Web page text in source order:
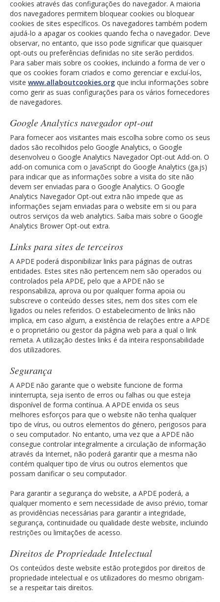
cookies através das configurações do navegador. A maioria
dos navegadores permitem bloquear cookies ou bloquear
cookies de sites específicos. Os navegadores também podem
ajudá-lo a apagar os cookies quando fecha o navegador. Deve
observar, no entanto, que isso pode significar que quaisquer
opt-outs ou preferências definidas no site serão perdidos.
Para saber mais sobre os cookies, incluindo a forma de ver o
que os cookies foram criados e como gerenciar e excluí-los,
visite www.allaboutcookies.org que inclui informações sobre
como gerir as suas configurações para os vários fornecedores
de navegadores.
Google Analytics navegador opt-out
Para fornecer aos visitantes mais escolha sobre como os seus
dados são recolhidos pelo Google Analytics, o Google
desenvolveu o Google Analytics Navegador Opt-out Add-on. O
add-on comunica com o JavaScript do Google Analytics (ga.js)
para indicar que as informações sobre a visita do site não
devem ser enviadas para o Google Analytics. O Google
Analytics Navegador Opt-out extra não impede que as
informações sejam enviadas para o website em si ou para
outros serviços da web analytics. Saiba mais sobre o Google
Analytics Brower Opt-out extra.
Links para sites de terceiros
A APDE poderá disponibilizar links para páginas de outras
entidades. Estes sites não pertencem nem são operados ou
controlados pela APDE, pelo que a APDE não se
responsabiliza, aprova ou por qualquer forma apoia ou
subscreve o conteúdo desses sites, nem dos sites com ele
ligados ou neles referidos. O estabelecimento de links não
implica, em caso algum, a existência de relações entre a APDE
e o proprietário ou gestor da página web para a qual o link
remeta. A utilização destes links é da inteira responsabilidade
dos utilizadores.
Segurança
A APDE não garante que o website funcione de forma
ininterrupta, seja isento de erros ou falhas ou que esteja
disponível de forma contínua. A APDE envida os seus
melhores esforços para que o website não tenha qualquer
tipo de vírus, ou outros elementos do género, perigosos para
o seu computador. No entanto, uma vez que a APDE não
consegue controlar integralmente a circulação de informação
através da Internet, não poderá garantir que a mesma não
contém qualquer tipo de vírus ou outros elementos que
possam danificar o seu computador.
Para garantir a segurança do website, a APDE poderá, a
qualquer momento e sem necessidade de aviso prévio, tomar
as providências necessárias para garantir a integridade,
segurança, continuidade ou qualidade deste website, incluindo
restrições ou limitações de acesso.
Direitos de Propriedade Intelectual
Os conteúdos deste website estão protegidos por direitos de
propriedade intelectual e os utilizadores do mesmo obrigam-
se a respeitar tais direitos.